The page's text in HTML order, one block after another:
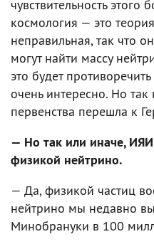
чувствительность
космология — это
неправильная, так что
могут найти массу
это будет
очень интересно. Но
первенства перешла к
— Но так или иначе,
физикой нейтрино.
— Да, физикой частиц
нейтрино мы недавно
Минобрануки в 100